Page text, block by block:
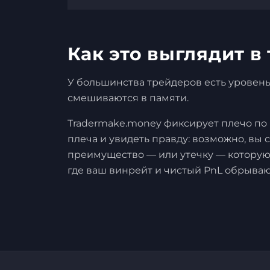
Как это выглядит
У большинства трейдеров есть
смешиваются в памяти.
Tradermake.money фиксирует плечо
плеча и увидеть правду: возможно, вы
преимущество — или утечку — которую
где ваш винрейт и чистый PnL